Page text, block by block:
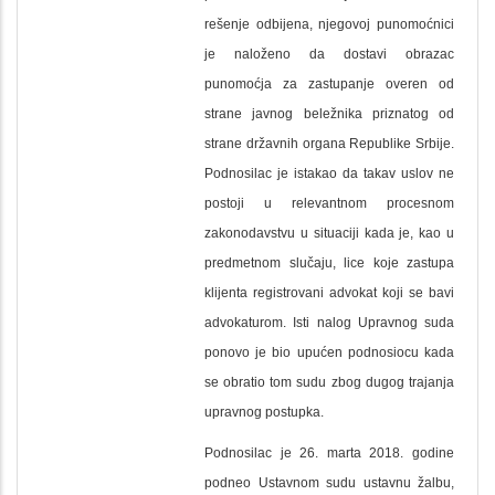
rešenje odbijena, njegovoj punomoćnici
je naloženo da dostavi obrazac
punomoćja za zastupanje overen od
strane javnog beležnika priznatog od
strane državnih organa Republike Srbije.
Podnosilac je istakao da takav uslov ne
postoji u relevantnom procesnom
zakonodavstvu u situaciji kada je, kao u
predmetnom slučaju, lice koje zastupa
klijenta registrovani advokat koji se bavi
advokaturom. Isti nalog Upravnog suda
ponovo je bio upućen podnosiocu kada
se obratio tom sudu zbog dugog trajanja
upravnog postupka.
Podnosilac je 26. marta 2018. godine
podneo Ustavnom sudu ustavnu žalbu,